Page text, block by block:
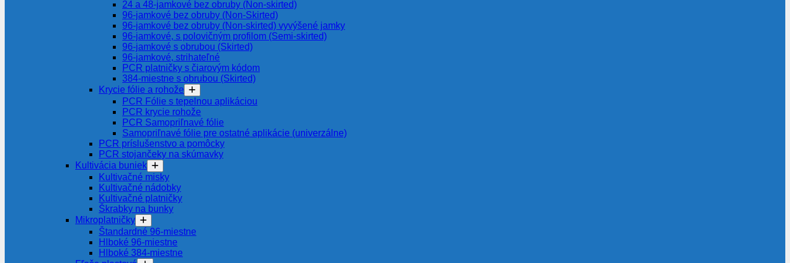
24 a 48-jamkové bez obruby (Non-skirted)
96-jamkové bez obruby (Non-Skirted)
96-jamkové bez obruby (Non-skirted) vyvýšené jamky
96-jamkové, s polovičným profilom (Semi-skirted)
96-jamkové s obrubou (Skirted)
96-jamkové, strihateľné
PCR platničky s čiarovým kódom
384-miestne s obrubou (Skirted)
Krycie fólie a rohože
PCR Fólie s tepelnou aplikáciou
PCR krycie rohože
PCR Samopriľnavé fólie
Samopriľnavé fólie pre ostatné aplikácie (univerzálne)
PCR príslušenstvo a pomôcky
PCR stojančeky na skúmavky
Kultivácia buniek
Kultivačné misky
Kultivačné nádobky
Kultivačné platničky
Škrabky na bunky
Mikroplatničky
Štandardné 96-miestne
Hlboké 96-miestne
Hlboké 384-miestne